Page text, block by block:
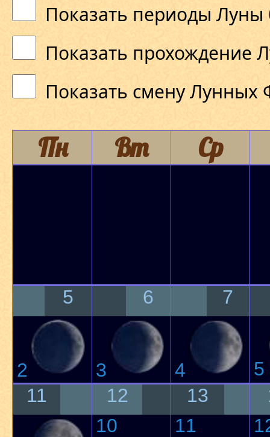
Показать периоды Луны
Показать прохождение
Показать смену Лунных
Пн Вт Ср
5
2
6
3
7
4
5
11
12
10
13
11